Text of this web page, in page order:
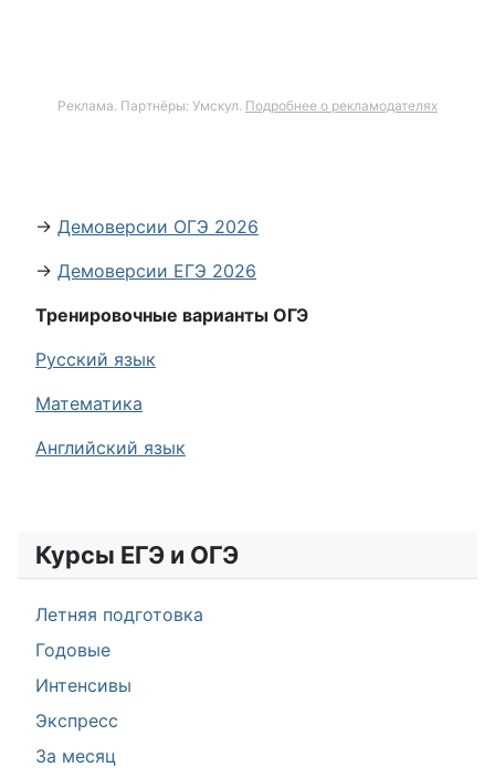
Курсы ЕГЭ и ОГЭ
Летняя подготовка
Годовые
Интенсивы
Экспресс
За месяц
Реклама. Партнёры: Умскул. Подробнее о рекламодателях
→ Демоверсии ОГЭ 2026
→ Демоверсии ЕГЭ 2026
Тренировочные варианты ОГЭ
Русский язык
Математика
Английский язык